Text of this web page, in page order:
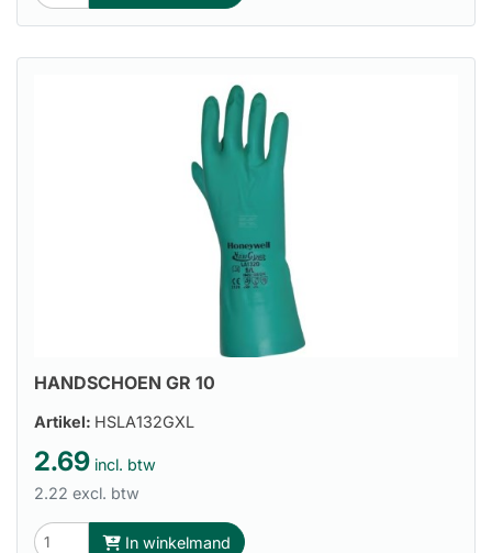
HANDSCHOEN GR 10
Artikel: HSLA132GXL
2.69 incl. btw
2.22 excl. btw
In winkelmand